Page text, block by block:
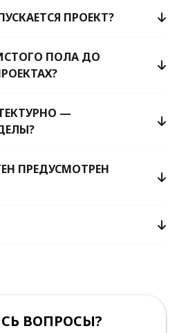
ПРОЕКТ?
ПОЛА ДО
—
ПРЕДУСМОТРЕН
ВОПРОСЫ?